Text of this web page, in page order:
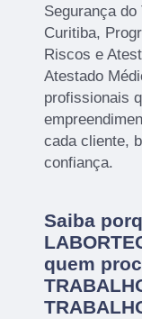
Segurança
Curitiba,
Riscos e
Atestado
profissionais
cada cliente,
confiança.
Saiba
quem